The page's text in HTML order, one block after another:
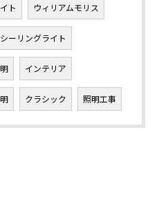
ト ウィリアムモリス
シーリングライト
インテリア
クラシック 照明工事